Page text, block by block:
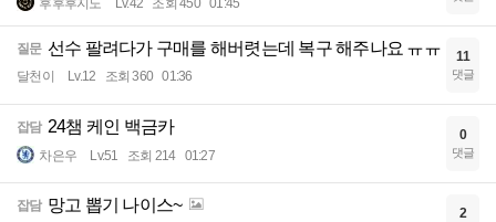
후후후지노 Lv.42 조회 450 01:45
질문 선수 팔려다가 구매를 해버렷는데 복구 해주나요 ㅠㅠ
달천이 Lv.12 조회 360 01:36
11
댓글
잡담 24챔 케인 백금카
차은우 Lv.51 조회 214 01:27
0
댓글
잡담 망고 뽑기 나이스~ 2